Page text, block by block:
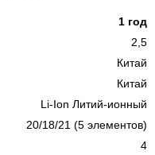
1 год
2,5
Китай
Китай
Li-Ion Литий-ионный
20/18/21 (5 элементов)
4